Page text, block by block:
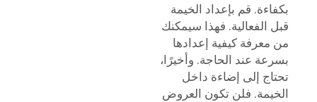
بكفاءة. قم بإعداد الخيمة
قبل الفعالية. فهذا سيمكنك
من معرفة كيفية إعدادها
بسرعة عند الحاجة. وأخيرًا،
تحتاج إلى إضاءة داخل
الخيمة. فلن تكون العروض